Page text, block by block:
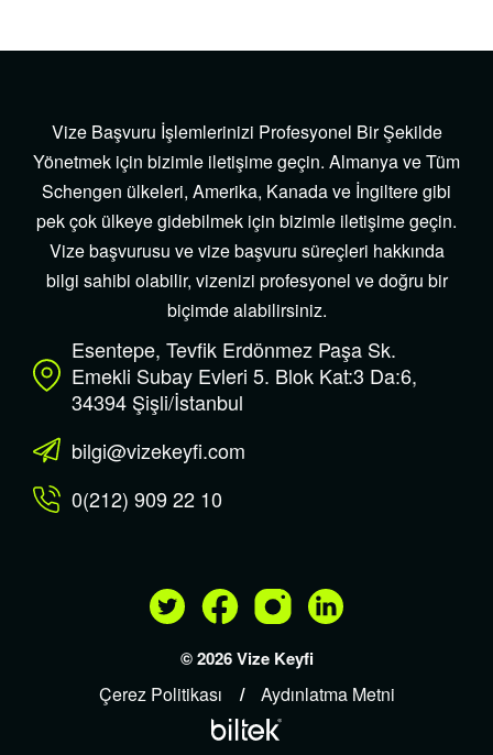
Esentepe, Tevfik Erdönmez Paşa Sk.
Emekli Subay Evleri 5. Blok Kat:3 Da:6,
34394 Şişli/İstanbul
bilgi@vizekeyfi.com
0(212) 909 22 10
Vize Başvuru İşlemlerinizi Profesyonel Bir Şekilde
Yönetmek için bizimle iletişime geçin. Almanya ve Tüm
Schengen ülkeleri, Amerika, Kanada ve İngiltere gibi
pek çok ülkeye gidebilmek için bizimle iletişime geçin.
Vize başvurusu ve vize başvuru süreçleri hakkında
bilgi sahibi olabilir, vizenizi profesyonel ve doğru bir
biçimde alabilirsiniz.
© 2026 Vize Keyfi
Çerez Politikası Aydınlatma Metni